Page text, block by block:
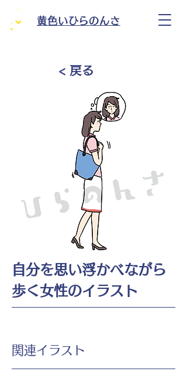
黄色いひらのんさ
< 戻る
自分を思い浮かべながら
歩く女性のイラスト
​関連イラスト